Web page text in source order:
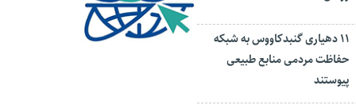
۱۱ دهیاری گنبدکاووس به شبکه
حفاظت مردمی منابع طبیعی
پیوستند